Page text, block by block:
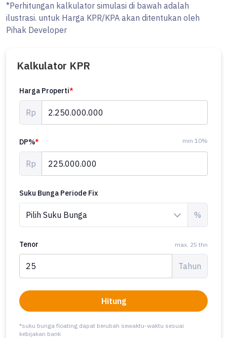
*Perhitungan kalkulator simulasi di bawah adalah
ilustrasi. untuk Harga KPR/KPA akan ditentukan oleh
Pihak Developer
Kalkulator KPR
Harga Properti*
Rp
DP%* min 10%
Rp
Suku Bunga Periode Fix
%
Tenor max. 25 thn
Tahun
Hitung
*suku bunga floating dapat berubah sewaktu-waktu sesuai
kebijakan bank